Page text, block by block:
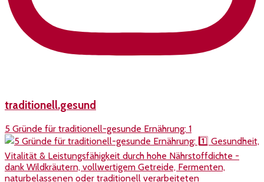
traditionell.gesund
5 Gründe für traditionell-gesunde Ernährung: 1